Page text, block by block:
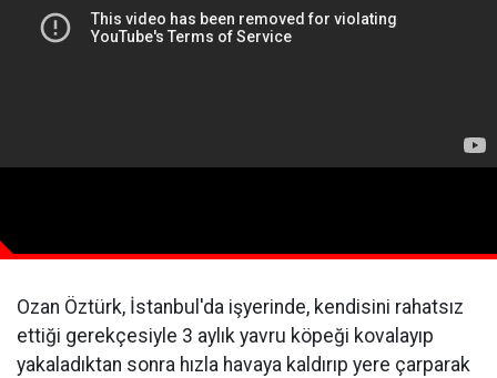
Ozan Öztürk, İstanbul'da işyerinde, kendisini rahatsız
ettiği gerekçesiyle 3 aylık yavru köpeği kovalayıp
yakaladıktan sonra hızla havaya kaldırıp yere çarparak